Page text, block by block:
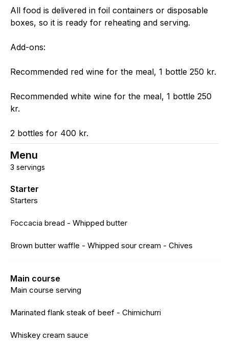
All food is delivered in foil containers or disposable
boxes, so it is ready for reheating and serving.
Add-ons:
Recommended red wine for the meal, 1 bottle 250 kr.
Recommended white wine for the meal, 1 bottle 250
kr.
2 bottles for 400 kr.
Menu
3 servings
Starter
Starters
Foccacia bread - Whipped butter
Brown butter waffle - Whipped sour cream - Chives
Main course
Main course serving
Marinated flank steak of beef - Chimichurri
Whiskey cream sauce